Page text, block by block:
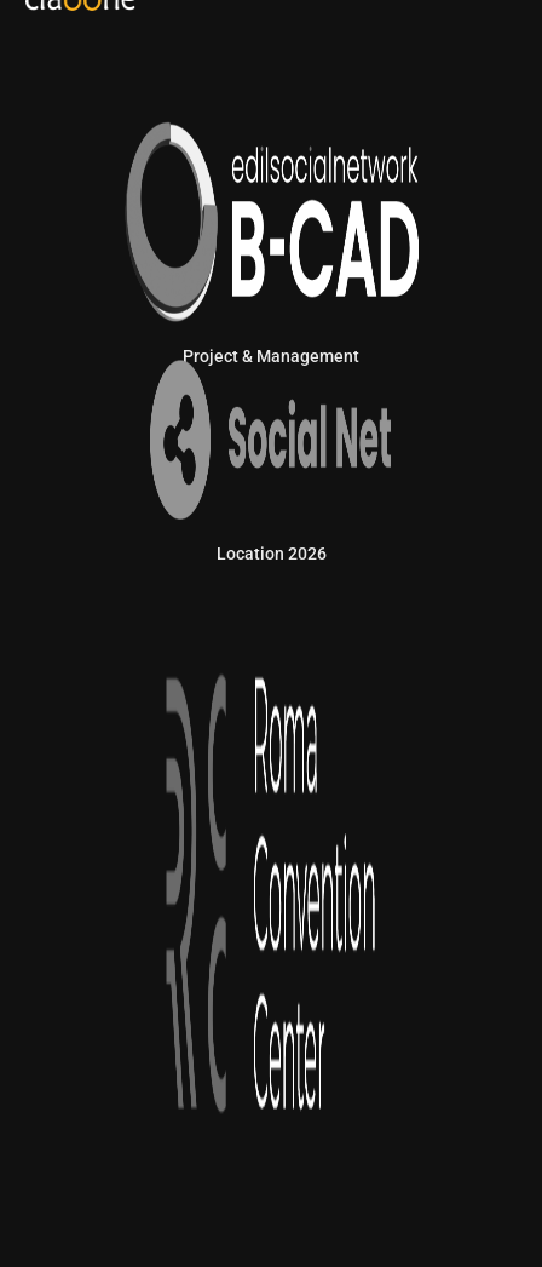
Project & Management
Location 2026